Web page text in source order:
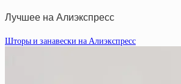
Лучшее на Алиэкспресс
Шторы и занавески на Алиэкспресс